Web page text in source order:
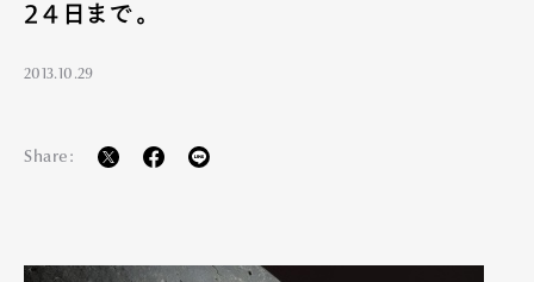
24日まで。
2013.10.29
Share: